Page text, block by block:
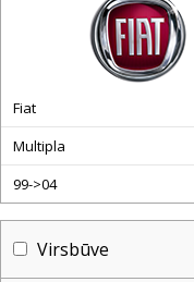
Fiat
Multipla
99->04
Virsbūve